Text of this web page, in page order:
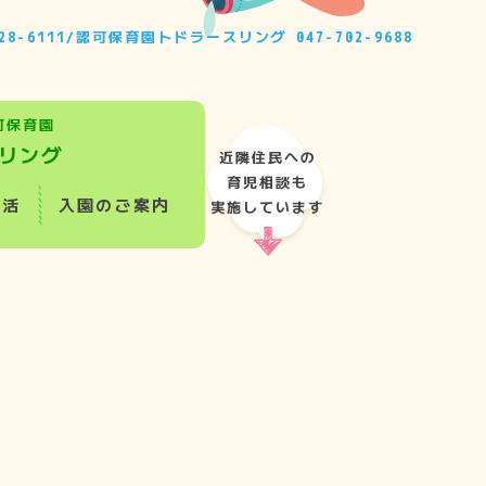
6111 /認可保育園トドラースリング 047-702-9688
育園
ング
入園のご案内
近隣住民への
育児相談も
実施しています